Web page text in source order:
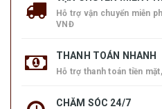
Hỗ trợ vận chuyển miễn
VNĐ
THANH TOÁN NHANH
Hỗ trợ thanh toán tiền
CHĂM SÓC 24/7